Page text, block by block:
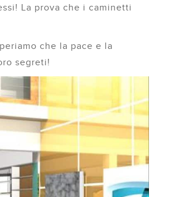
La prova che i caminetti
che la pace e la
segreti!